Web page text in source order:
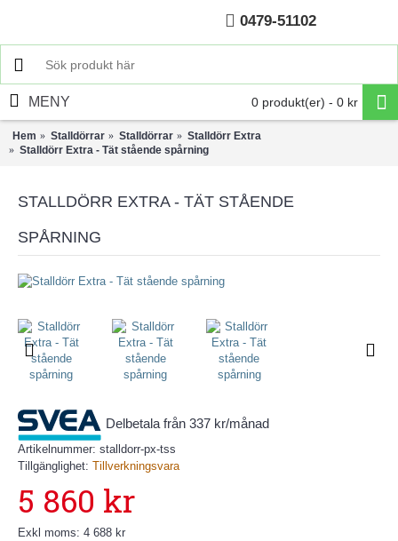
0479-51102
0 produkt(er) - 0 kr
MENY
Hem Stalldörrar Stalldörrar
Stalldörr Extra
Stalldörr Extra - Tät stående spårning
STALLDÖRR EXTRA - TÄT STÅENDE
SPÅRNING
Delbetala från 337 kr/månad
Artikelnummer: stalldorr-px-tss
Tillgänglighet: Tillverkningsvara
5 860 kr
Exkl moms: 4 688 kr